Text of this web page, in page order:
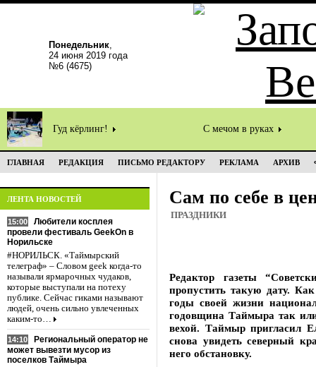
Понедельник,
24 июня 2019 года
№6 (4675)
Гуд кёрлинг! С мечом в руках
ГЛАВНАЯ РЕДАКЦИЯ ПИСЬМО РЕДАКТОРУ РЕКЛАМА АРХИВ
ЛЕНТА НОВОСТЕЙ
15:00
Любители косплея
провели фестиваль GeekOn в
Норильске
#НОРИЛЬСК. «Таймырский
телеграф» – Словом geek когда-то
называли ярмарочных чудаков,
которые выступали на потеху
публике. Сейчас гиками называют
людей, очень сильно увлеченных
каким-то…
14:10
Региональный оператор не
может вывезти мусор из
поселков Таймыра
Сам по себе в
ПРАЗДНИКИ
Редактор газеты
пропустить такую дату.
годы своей жизни
годовщина Таймыра так
вехой. Таймыр пригласил
снова увидеть северный
него обстановку.